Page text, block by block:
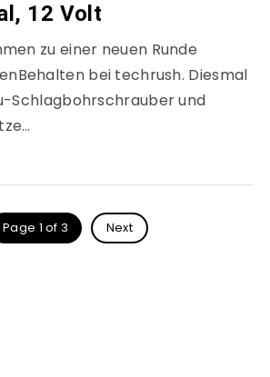
12 Volt
zu einer neuen Runde
bei techrush. Diesmal
Schlagbohrschrauber und
Page 1 of 3 Next